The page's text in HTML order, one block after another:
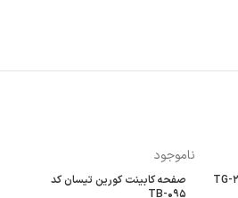
ناموجود
صفحه کابینت کورین تیسان کد
TB-۰۹۵